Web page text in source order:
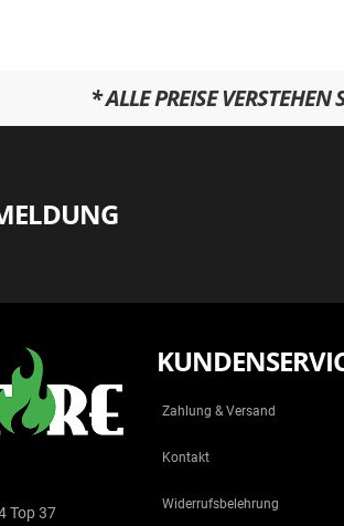
* ALLE PREISE
Top 37
Zahlung & Versand
Kontakt
Widerrufsbelehrung